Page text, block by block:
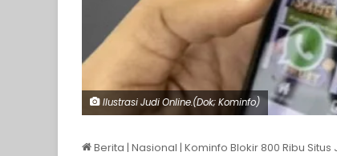
Ilustrasi Judi Online.(Dok; Kominfo)
Berita | Nasional | Kominfo Blokir 800 Ribu Situs